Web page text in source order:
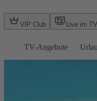
VIP Club Live im TV
TV-Angebote